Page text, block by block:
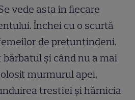
vede asta în fiecare
Închei cu o scurtă
de pretuntindeni.
şi când nu a mai
murmurul apei,
trestiei şi hărnicia